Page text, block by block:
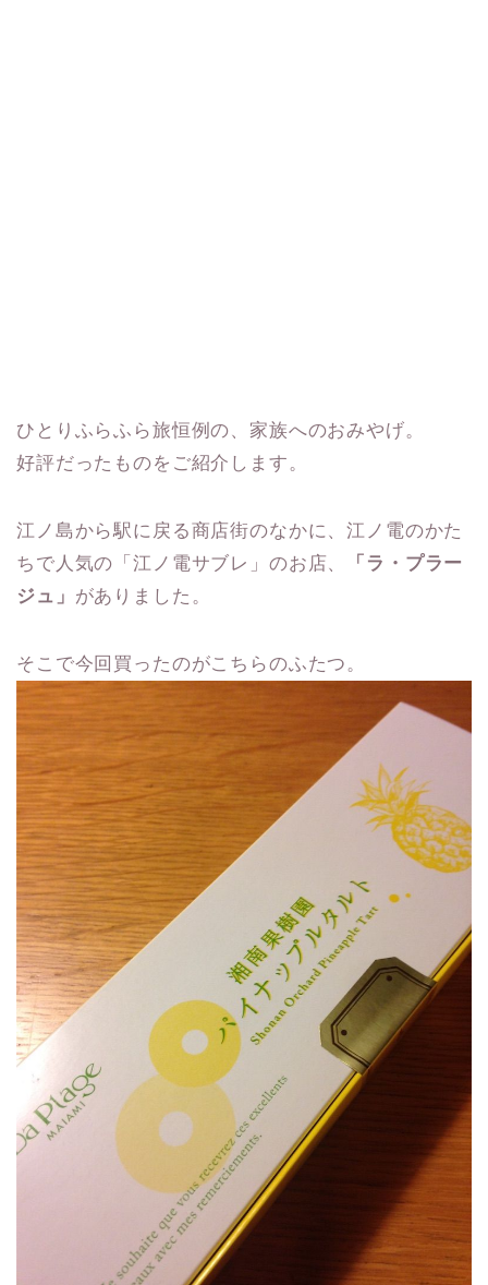
ひとりふらふら旅恒例の、家族へのおみやげ。
好評だったものをご紹介します。
江ノ島から駅に戻る商店街のなかに、江ノ電のかた
ちで人気の「江ノ電サブレ」のお店、
「ラ・プラー
ジュ」 がありました。
そこで今回買ったのがこちらのふたつ。